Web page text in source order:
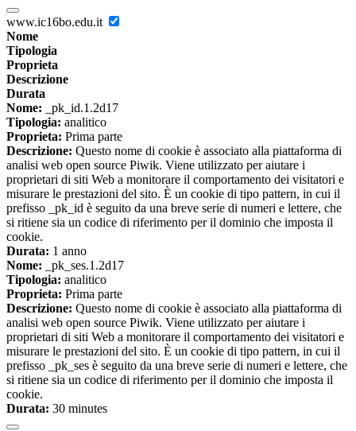
www.ic16bo.edu.it
Nome
Tipologia
Proprieta
Descrizione
Durata
Nome: _pk_id.1.2d17
Tipologia: analitico
Proprieta: Prima parte
Descrizione: Questo nome di cookie è associato alla piattaforma di
analisi web open source Piwik. Viene utilizzato per aiutare i
proprietari di siti Web a monitorare il comportamento dei visitatori e
misurare le prestazioni del sito. È un cookie di tipo pattern, in cui il
prefisso _pk_id è seguito da una breve serie di numeri e lettere, che
si ritiene sia un codice di riferimento per il dominio che imposta il
cookie.
Durata: 1 anno
Nome: _pk_ses.1.2d17
Tipologia: analitico
Proprieta: Prima parte
Descrizione: Questo nome di cookie è associato alla piattaforma di
analisi web open source Piwik. Viene utilizzato per aiutare i
proprietari di siti Web a monitorare il comportamento dei visitatori e
misurare le prestazioni del sito. È un cookie di tipo pattern, in cui il
prefisso _pk_ses è seguito da una breve serie di numeri e lettere, che
si ritiene sia un codice di riferimento per il dominio che imposta il
cookie.
Durata: 30 minutes